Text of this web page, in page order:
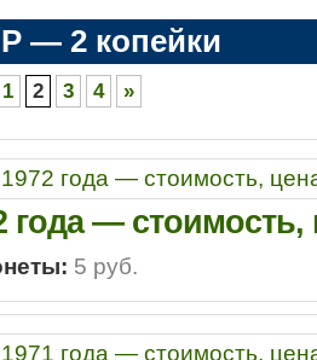
— 2 копейки
1 2 3 4 »
года —
5 руб.